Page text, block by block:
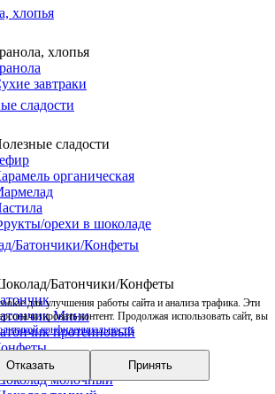
для улучшения работы сайта и анализа трафика. Эти
контент. Продолжая использовать сайт, вы
конфиденциальности.
Отказать Принять
хлопья
хлопья
завтраки
сладости
сладости
органическая
орехи в шоколаде
Батончики/Конфеты
Батончики/Конфеты
Мини
протеиновый
Шоколад гречишный
молочный